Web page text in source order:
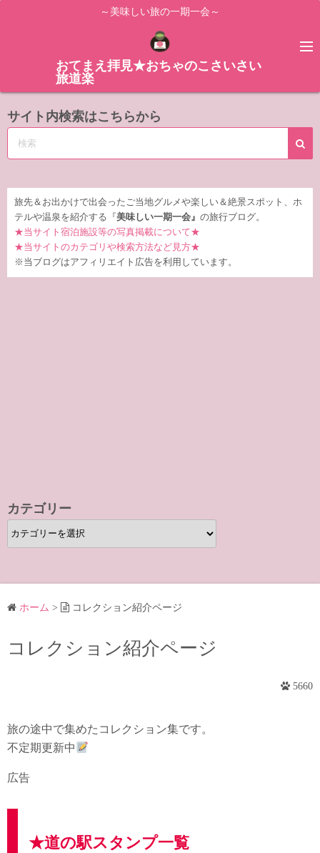
ス
ッ
～美味しい旅の一期一会～
おてまえ拝見★おちゃのこさいさい
旅道楽
サイト内検索はこちらから
旅先＆お出かけで出会ったご当地グルメや楽しい＆絶景スポット、ホ
テルや温泉を紹介する『 美味しい一期一会』 の旅行ブログ。
★当サイト宿泊施設等の写真掲載について★
★当サイトのカテゴリや検索方法など見方★
※当ブログはアフィリエイト広告を利用しています。
カテゴリー
カ
テ
リ
ー ホーム > コレクション紹介ページ
コレクション紹介ページ
5660
旅の途中で集めたコレクション集です。
不定期更新中
広告
★道の駅スタンプ一覧